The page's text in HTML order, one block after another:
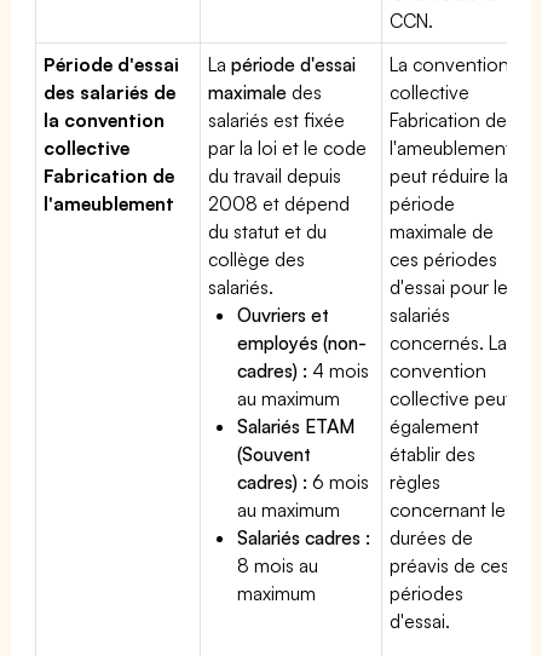
CCN.
Période d'essai
des salariés de
la convention
collective
Fabrication de
l'ameublement
Lapériode d'essai
maximale des
salariés est fixée
par la loi et le code
du travail depuis
2008 et dépend
du statut et du
collège des
salariés.
Ouvriers et
employés (non-
cadres) : 4 mois
au maximum
Salariés ETAM
(Souvent
cadres) : 6 mois
au maximum
Salariés cadres :
8 mois au
maximum
La convention
collective
Fabrication de
l'ameublement
peut réduire la
période
maximale de
ces périodes
d'essai pour les
salariés
concernés. La
convention
collective peut
également
établir des
règles
concernant les
durées de
préavis de ces
périodes
d'essai.